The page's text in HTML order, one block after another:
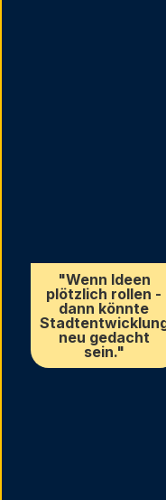
"Wenn Ideen
plötzlich rollen -
dann könnte
neu gedacht
sein."